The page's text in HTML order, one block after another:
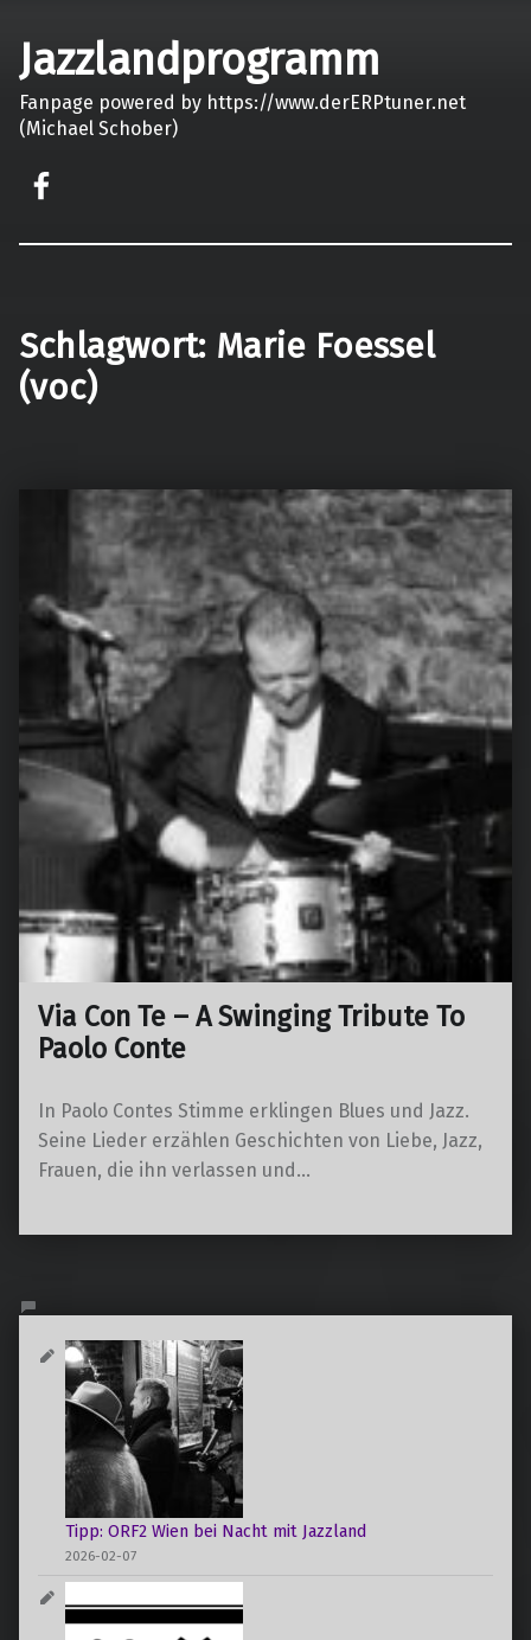
Jazzlandprogramm
Fanpage powered by https://www.derERPtuner.net
(Michael Schober)
Schlagwort: Marie Foessel
(voc)
Via Con Te – A Swinging Tribute To
Paolo Conte
In Paolo Contes Stimme erklingen Blues und Jazz.
Seine Lieder erzählen Geschichten von Liebe, Jazz,
Frauen, die ihn verlassen und…
Tipp: ORF2 Wien bei Nacht mit Jazzland
2026-02-07